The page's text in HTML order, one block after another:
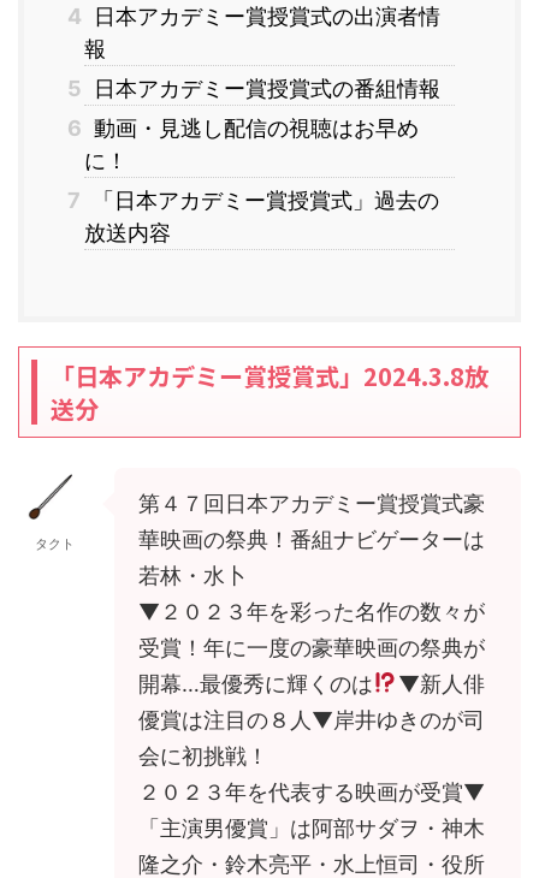
4
日本アカデミー賞授賞式の出演者情
報
5
日本アカデミー賞授賞式の番組情報
6 動画・見逃し配信の視聴はお早め
に！
7
「日本アカデミー賞授賞式」過去の
放送内容
「日本アカデミー賞授賞式」2024.3.8放
送分
タクト
第４７回日本アカデミー賞授賞式豪
華映画の祭典！番組ナビゲーターは
若林・水卜
▼２０２３年を彩った名作の数々が
受賞！年に一度の豪華映画の祭典が
開幕…最優秀に輝くのは
▼新人俳
優賞は注目の８人▼岸井ゆきのが司
会に初挑戦！
２０２３年を代表する映画が受賞▼
「主演男優賞」は阿部サダヲ・神木
隆之介・鈴木亮平・水上恒司・役所